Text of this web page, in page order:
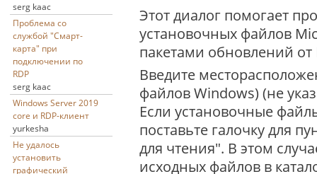
serg kaac
Проблема со
службой "Смарт-
карта" при
подключении по
RDP
serg kaac
Windows Server 2019
core и RDP-клиент
yurkesha
Не удалось
установить
графический
Этот диалог помогает
установочных файлов
пакетами обновлений
Введите
файлов Windows) (не
Если установочные
поставьте галочку для
для чтения". В этом
исходных файлов в